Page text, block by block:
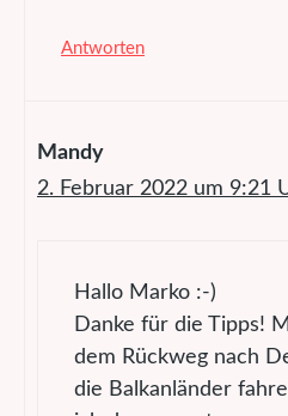
Antworten
Mandy
2. Februar 2022 um 9:21
Hallo Marko :-)
Danke für die Tipps!
dem Rückweg nach
die Balkanländer